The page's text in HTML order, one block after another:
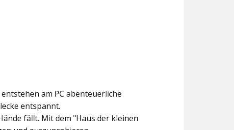
am PC abenteuerliche
entspannt.
fällt. Mit dem "Haus der kleinen